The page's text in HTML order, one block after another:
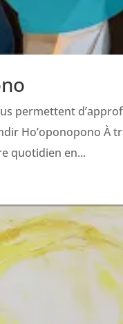
permettent
Ho’oponopono À
quotidien en...